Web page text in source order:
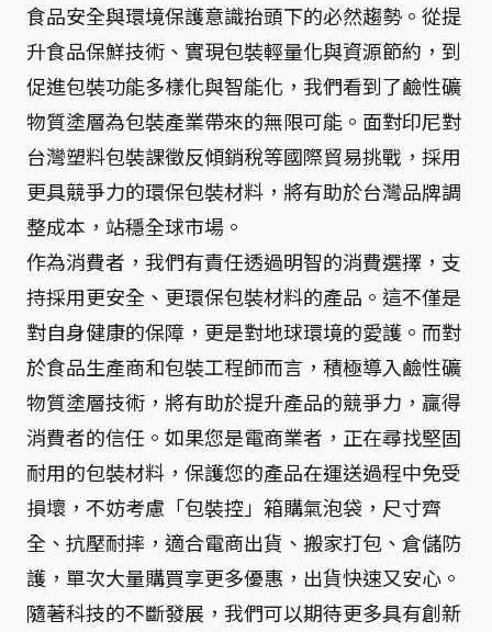
食品安全與環境保護意識抬頭下的必然趨勢。從提
升食品保鮮技術、實現包裝輕量化與資源節約，到
促進包裝功能多樣化與智能化，我們看到了鹼性礦
物質塗層為包裝產業帶來的無限可能。面對印尼對
台灣塑料包裝課徵反傾銷稅等國際貿易挑戰，採用
更具競爭力的環保包裝材料，將有助於台灣品牌調
整成本，站穩全球市場。
作為消費者，我們有責任透過明智的消費選擇，支
持採用更安全、更環保包裝材料的產品。這不僅是
對自身健康的保障，更是對地球環境的愛護。而對
於食品生產商和包裝工程師而言，積極導入鹼性礦
物質塗層技術，將有助於提升產品的競爭力，贏得
消費者的信任。如果您是電商業者，正在尋找堅固
耐用的包裝材料，保護您的產品在運送過程中免受
損壞，不妨考慮「包裝控」箱購氣泡袋，尺寸齊
全、抗壓耐摔，適合電商出貨、搬家打包、倉儲防
護，單次大量購買享更多優惠，出貨快速又安心。
隨著科技的不斷發展，我們可以期待更多具有創新